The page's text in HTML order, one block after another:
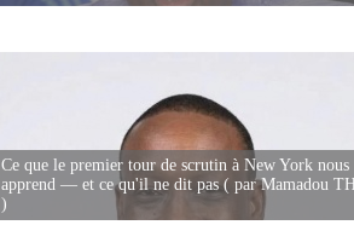
Ce que le premier tour de scrutin à New York nous
apprend — et ce qu'il ne dit pas ( par Mamadou
)